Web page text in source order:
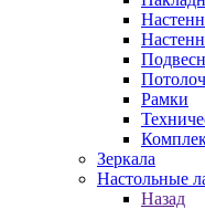
Рамки
Зеркала
Настольные
Назад